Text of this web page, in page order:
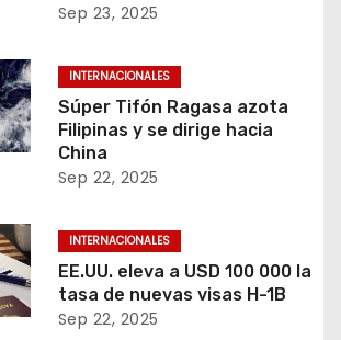
Sep 23, 2025
INTERNACIONALES
Súper Tifón Ragasa azota
Filipinas y se dirige hacia
China
Sep 22, 2025
INTERNACIONALES
EE.UU. eleva a USD 100 000 la
tasa de nuevas visas H-1B
Sep 22, 2025